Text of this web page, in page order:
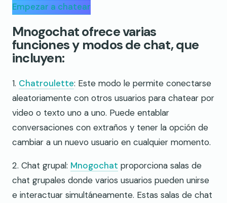
Empezar a chatear
Mnogochat ofrece varias
funciones y modos de chat, que
incluyen:
1. Chatroulette: Este modo le permite conectarse
aleatoriamente con otros usuarios para chatear por
video o texto uno a uno. Puede entablar
conversaciones con extraños y tener la opción de
cambiar a un nuevo usuario en cualquier momento.
2. Chat grupal: Mnogochat proporciona salas de
chat grupales donde varios usuarios pueden unirse
e interactuar simultáneamente. Estas salas de chat